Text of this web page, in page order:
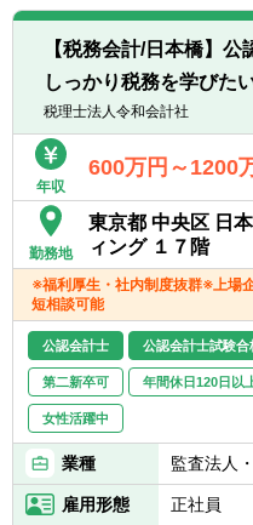
■海外子会
中長期的
ージも踏
理・事業
理・財務
す。
■IFRS連
■会社法決
ー業務
■M&A・
ける会計
【テレワ
テレワー
必要に応
に制約が
【税務会計/日本橋】
しっかり税務を学びた
税理士法人令和会計社
年収
600万円～1200
勤務地
東京都 中央区 日
ィング １７階
※福利厚生・社内制度抜群※上場
短相談可能
公認会計士 公認会計士試験合
第二新卒可 年間休日120日以
女性活躍中
業種 監査法人
雇用形態 正社員